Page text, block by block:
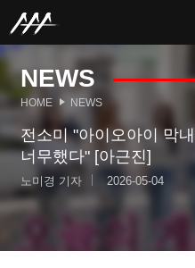
NEWS
HOME NEWS
전소미 "아이오아이 막
너무했다" [아근진]
노미경 기자 2026-05-04